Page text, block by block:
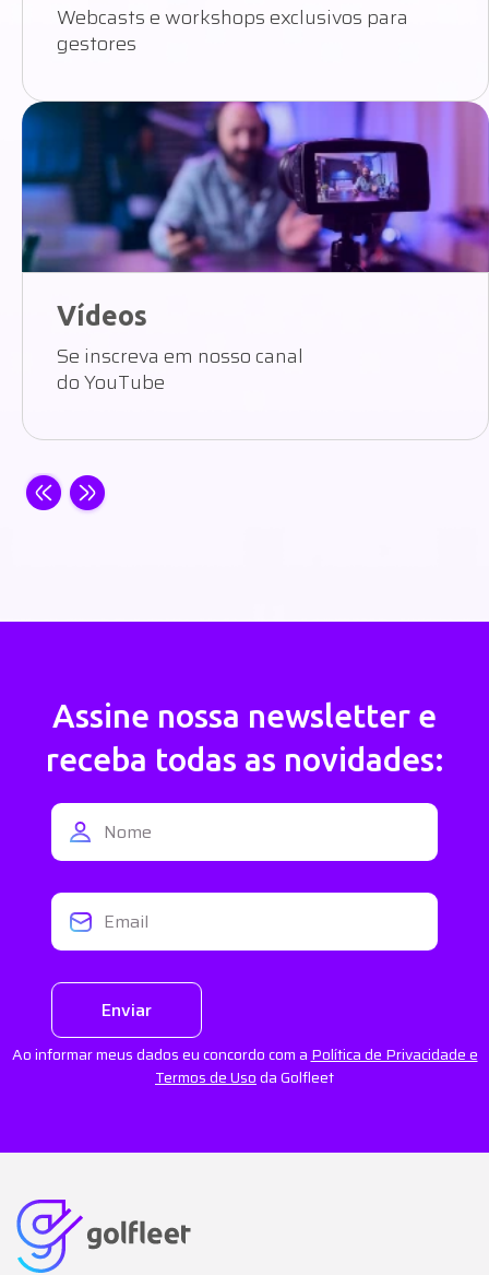
Webcasts e workshops exclusivos para
gestores
Vídeos
Se inscreva em nosso canal
do YouTube
Assine nossa newsletter e
receba todas as novidades:
Enviar
Ao informar meus dados eu concordo com a Política de Privacidade e
Termos de Usoda Golfleet